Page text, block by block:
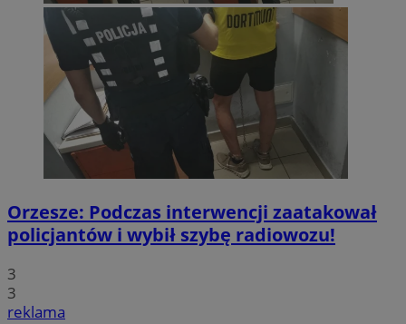
Orzesze: Podczas interwencji zaatakował
policjantów i wybił szybę radiowozu!
3
3
reklama